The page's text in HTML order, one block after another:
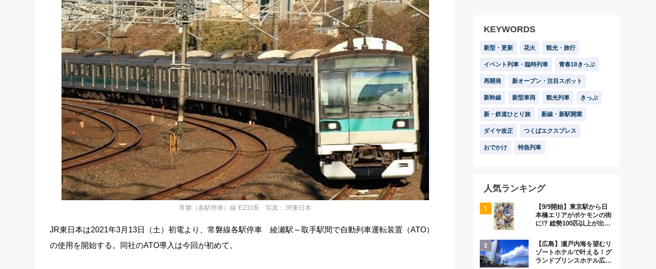
常磐（各駅停車）線 E233系 写真：JR東日本
JR東日本は2021年3月13日（土）初電より、常磐線各駅停車 綾瀬駅～取手駅間で自動列車運転装置（ATO）
の使用を開始する。同社のATO導入は今回が初めて。
KEYWORDS
新型・更新 花火 観光・旅行
イベント列車・臨時列車 青春18きっぷ
再開発 新オープン・注目スポット
新幹線 新型車両 観光列車 きっぷ
新・鉄道ひとり旅 新線・新駅開業
ダイヤ改正 つくばエクスプレス
おでかけ 特急列車
人気ランキング
【9/9開始】東京駅から日
本橋エリアがポケモンの街
に!? 総勢100匹以上が出現
格謎解き・グッズ情報まと
め
【広島】瀬戸内海を望むリ
ゾートホテルで叶える！グ
ランドプリンスホテル広島